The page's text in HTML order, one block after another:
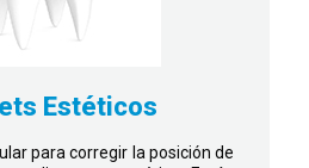
Estéticos
para corregir la posición de